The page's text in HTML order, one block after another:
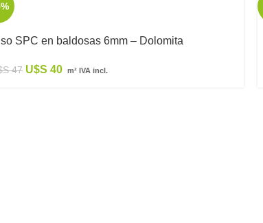
SPC en baldosas 6mm – Dolomita
47 U$S 40 m² IVA incl.